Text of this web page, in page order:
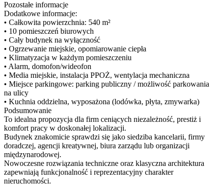
Pozostałe informacje
Dodatkowe informacje:
• Całkowita powierzchnia: 540 m²
• 10 pomieszczeń biurowych
• Cały budynek na wyłączność
• Ogrzewanie miejskie, opomiarowanie ciepła
• Klimatyzacja w każdym pomieszczeniu
• Alarm, domofon/wideofon
• Media miejskie, instalacja PPOŻ, wentylacja mechaniczna
• Miejsce parkingowe: parking publiczny / możliwość parkowania
na ulicy
• Kuchnia oddzielna, wyposażona (lodówka, płyta, zmywarka)
Podsumowanie
To idealna propozycja dla firm ceniących niezależność, prestiż i
komfort pracy w doskonałej lokalizacji.
Budynek znakomicie sprawdzi się jako siedziba kancelarii, firmy
doradczej, agencji kreatywnej, biura zarządu lub organizacji
międzynarodowej.
Nowoczesne rozwiązania techniczne oraz klasyczna architektura
zapewniają funkcjonalność i reprezentacyjny charakter
nieruchomości.